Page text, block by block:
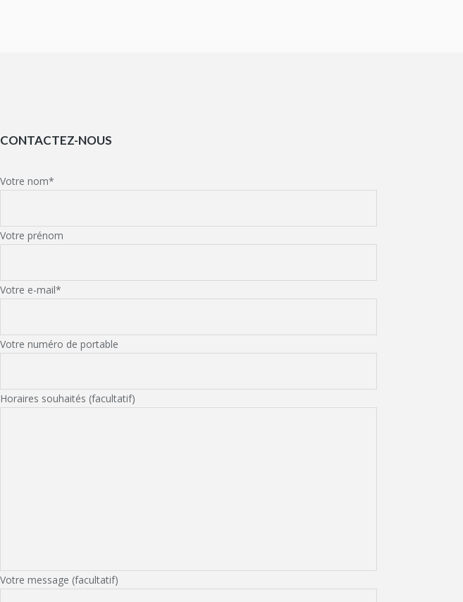
CONTACTEZ-NOUS
Votre nom*
Votre prénom
Votre e-mail*
Votre numéro de portable
Horaires souhaités (facultatif)
Votre message (facultatif)